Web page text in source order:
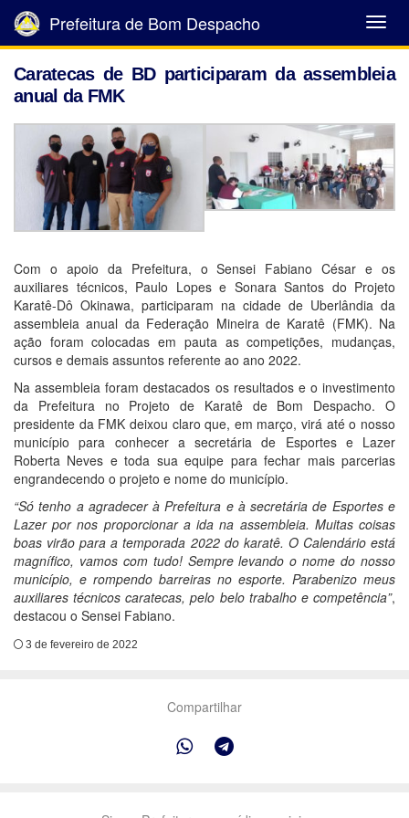
Abrir
Menu
Prefeitura de Bom Despacho
Caratecas de BD participaram da assembleia
anual da FMK
Com o apoio da Prefeitura, o Sensei Fabiano César e os
auxiliares técnicos, Paulo Lopes e Sonara Santos do Projeto
Karatê-Dô Okinawa, participaram na cidade de Uberlândia da
assembleia anual da Federação Mineira de Karatê (FMK). Na
ação foram colocadas em pauta as competições, mudanças,
cursos e demais assuntos referente ao ano 2022.
Na assembleia foram destacados os resultados e o investimento
da Prefeitura no Projeto de Karatê de Bom Despacho. O
presidente da FMK deixou claro que, em março, virá até o nosso
município para conhecer a secretária de Esportes e Lazer
Roberta Neves e toda sua equipe para fechar mais parcerias
engrandecendo o projeto e nome do município.
“Só tenho a agradecer à Prefeitura e à secretária de Esportes e
Lazer por nos proporcionar a ida na assembleia. Muitas coisas
boas virão para a temporada 2022 do karatê. O Calendário está
magnífico, vamos com tudo! Sempre levando o nome do nosso
município, e rompendo barreiras no esporte. Parabenizo meus
auxiliares técnicos caratecas, pelo belo trabalho e competência”,
destacou o Sensei Fabiano.
3 de fevereiro de 2022
Compartilhar